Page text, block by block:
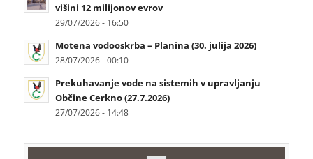
višini 12 milijonov evrov
29/07/2026 - 16:50
Motena vodooskrba – Planina (30. julija 2026)
28/07/2026 - 00:10
Prekuhavanje vode na sistemih v upravljanju
Občine Cerkno (27.7.2026)
27/07/2026 - 14:48